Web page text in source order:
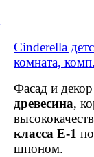
Cinderella
комната,
Фасад и
древесина,
класса Е-1
шпоном.